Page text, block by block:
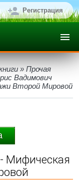
Регистрация
» Прочая
Вадимович
Второй Мировой
Мифическая